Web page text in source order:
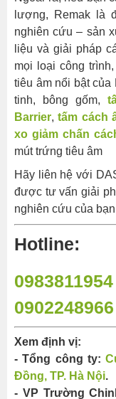
lượng, Remak là
nghiên cứu – sản
liệu và giải pháp
mọi loại công
tiêu âm nổi bật của
tinh, bông gốm,
Barrier,tấm cách
xo giảm chấn
mút trứng tiêu âm
Hãy liên hệ với
được tư vấn giải
nghiên cứu của
Hotline:
0983811954
0902248966
Xem định vị:
- Tổng công ty:
Đồng, TP. Hà Nội.
- VP Trường